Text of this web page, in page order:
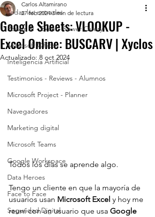
Todas las entradas
Power BI - Excel - Power Query
Microsoft Office
Inteligencia Artificial
Testimonios - Reviews - Alumnos
Microsoft Project - Planner
Navegadores
Marketing digital
Microsoft Teams
Google Workspace
Data Heroes
Face to Face
Seguridad Digital
Google Sheets: VLOOKUP -
Excel Online: BUSCARV | Xyclos
Carlos Altamirano
27 feb 2024 3 min de lectura
Actualizado:8 oct 2024
Todos los días se aprende algo.
Tengo un cliente en que la mayoría de
usuarios usan Microsoft Excel y hoy me
reuní con un usuario que usa Google